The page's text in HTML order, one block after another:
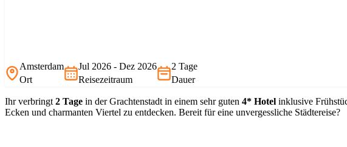
Amsterdam
Ort
Jul 2026 - Dez 2026
Reisezeitraum
2 Tage
Dauer
Ihr verbringt 2 Tage in der Grachtenstadt in einem sehr guten 4* Hotel inklusive
Ecken und charmanten Viertel zu entdecken. Bereit für eine unvergessliche Städtereise?